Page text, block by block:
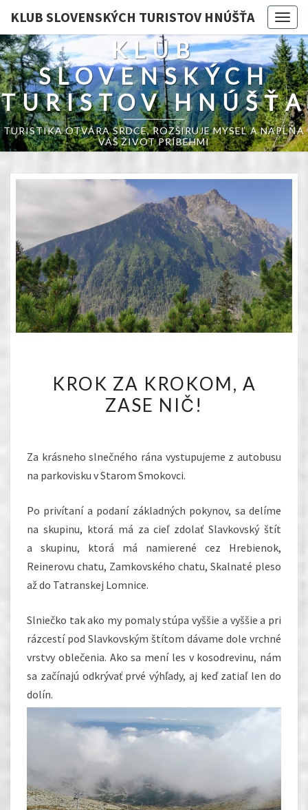
KLUB SLOVENSKÝCH TURISTOV HNÚŠŤA
KLUB
SLOVENSKÝCH
TURISTOV HNÚŠŤA
TURISTIKA OTVÁRA SRDCE, ROZŠIRUJE MYSEĽ A NAPĹŇA
VÁŠ ŽIVOT PRÍBEHMI
ZA
KROKOM,
NIČ!
KROK ZA KROKOM, A
ZASE NIČ!
Za krásneho slnečného rána vystupujeme z autobusu
na parkovisku v Starom Smokovci.
Po privítaní a podaní základných pokynov, sa delíme
na skupinu, ktorá má za cieľ zdolať Slavkovský štít
a skupinu, ktorá má namierené cez Hrebienok,
Reinerovu chatu, Zamkovského chatu, Skalnaté pleso
až do Tatranskej Lomnice.
Slniečko tak ako my pomaly stúpa vyššie a vyššie a pri
rázcestí pod Slavkovským štítom dávame dole vrchné
vrstvy oblečenia. Ako sa mení les v kosodrevinu, nám
sa začínajú odkrývať prvé výhľady, aj keď zatiaľ len do
dolín.